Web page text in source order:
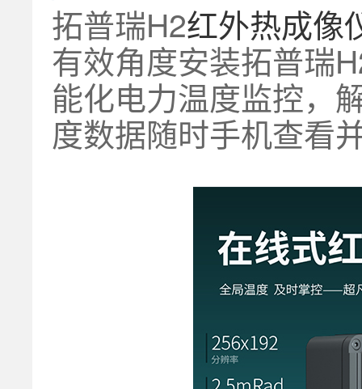
拓普瑞H2红外热成像
有效角度安装拓普瑞
能化电力温度监控，
度数据随时手机查看